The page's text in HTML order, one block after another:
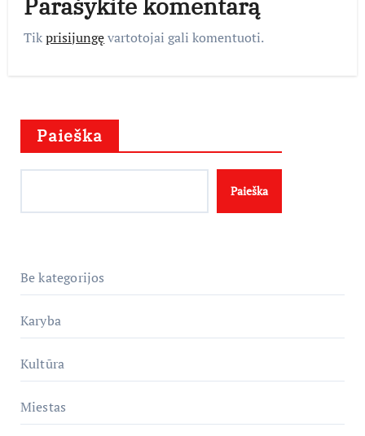
Tikprisijungęvartotojai gali komentuoti.
Paieška
Paieška
Be kategorijos
Karyba
Kultūra
Miestas